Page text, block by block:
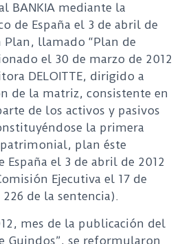
BANKIA mediante la
de España el 3 de abril de
llamado “Plan de
el 30 de marzo de 2012
DELOITTE, dirigido a
de la matriz, consistente en
de los activos y pasivos
la primera
plan éste
el 3 de abril de 2012
Ejecutiva el 17 de
de la sentencia).
mes de la publicación del
Guindos”, se reformularon